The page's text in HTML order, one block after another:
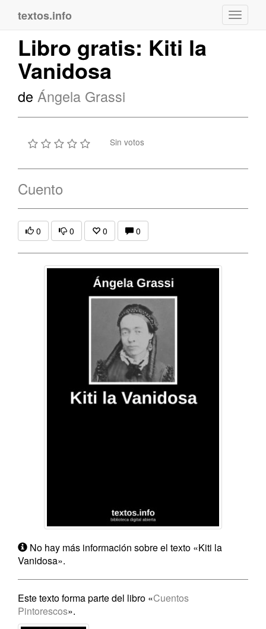
textos.info
Libro gratis: Kiti la
Vanidosa
de Ángela Grassi
Sin votos
Cuento
0 0 0 0
No hay más información sobre el texto «Kiti la
Vanidosa».
Este texto forma parte del libro «Cuentos
Pintorescos».